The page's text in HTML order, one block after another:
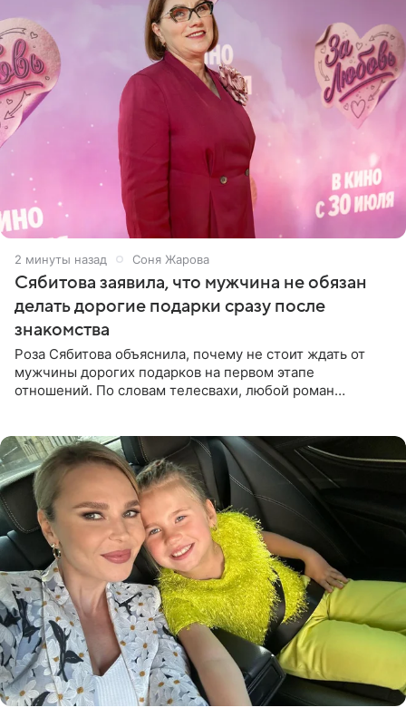
3 минуты назад Соня Жарова
Сябитова заявила, что мужчина не обязан
делать дорогие подарки сразу после
знакомства
Роза Сябитова объяснила, почему не стоит ждать от
мужчины дорогих подарков на первом этапе
отношений. По словам телесвахи, любой роман